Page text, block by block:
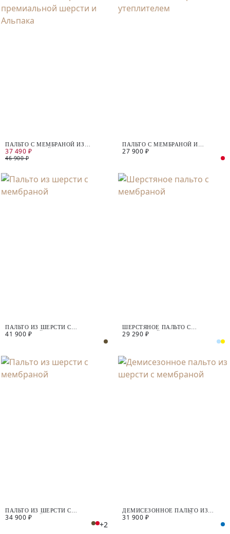
ПАЛЬТО С МЕМБРАНОЙ ИЗ
ПРЕМИАЛЬНОЙ ШЕРСТИ И
АЛЬПАКА
37 490 ₽
46 900 ₽
ПАЛЬТО С МЕМБРАНОЙ И
УТЕПЛИТЕЛЕМ
27 900 ₽
ПАЛЬТО ИЗ ШЕРСТИ С
МЕМБРАНОЙ
41 900 ₽
ШЕРСТЯНОЕ ПАЛЬТО С
МЕМБРАНОЙ
29 290 ₽
ПАЛЬТО ИЗ ШЕРСТИ С
МЕМБРАНОЙ
34 900 ₽
+2
ДЕМИСЕЗОННОЕ ПАЛЬТО ИЗ
ШЕРСТИ С МЕМБРАНОЙ
31 900 ₽